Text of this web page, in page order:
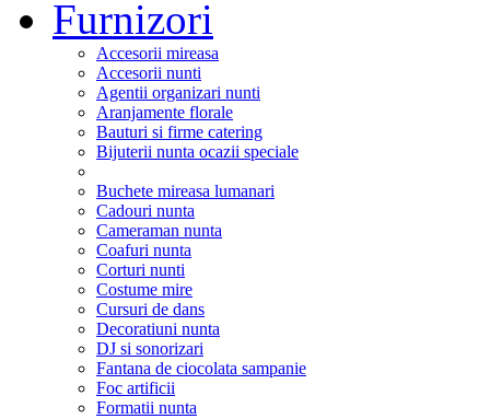
Furnizori
Accesorii mireasa
Accesorii nunti
Agentii organizari nunti
Aranjamente florale
Bauturi si firme catering
Bijuterii nunta ocazii speciale
Buchete mireasa lumanari
Cadouri nunta
Cameraman nunta
Coafuri nunta
Corturi nunti
Costume mire
Cursuri de dans
Decoratiuni nunta
DJ si sonorizari
Fantana de ciocolata sampanie
Foc artificii
Formatii nunta